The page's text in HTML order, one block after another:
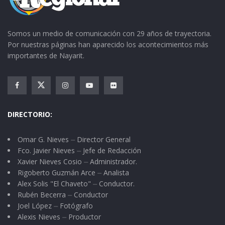
Somos un medio de comunicación con 29 años de trayectoria.
Por nuestras páginas han aparecido los acontecimientos más
importantes de Nayarit.
DIRECTORIO:
Omar G. Nieves ⏤ Director General
Fco. Javier Nieves ⏤ Jefe de Redacción
Xavier Nieves Cosio ⏤ Administrador.
Rigoberto Guzmán Arce ⏤ Analista
Alex Solis "El Chaveto" ⏤ Conductor.
Rubén Becerra ⏤ Conductor
Joel López ⏤ Fotógrafo
Alexis Nieves ⏤ Productor